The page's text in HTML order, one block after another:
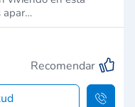
apar…
Recomendar